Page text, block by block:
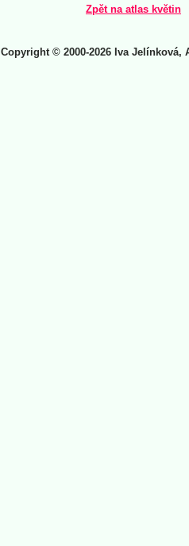
Zpět na atlas květin
Copyright © 2000-2026 Iva Jelínková,